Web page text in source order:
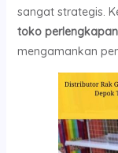
sangat strategis.
toko
mengamankan